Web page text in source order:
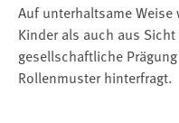
Auf unterhaltsame
Kinder als auch aus
gesellschaftliche
Rollenmuster hinterfragt.